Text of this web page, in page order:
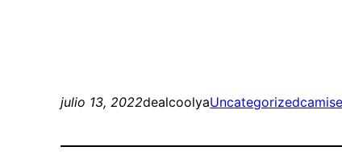
julio 13, 2022dealcoolyaUncategorized